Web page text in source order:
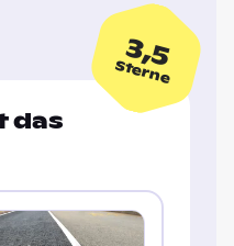
3,5
Sterne
das